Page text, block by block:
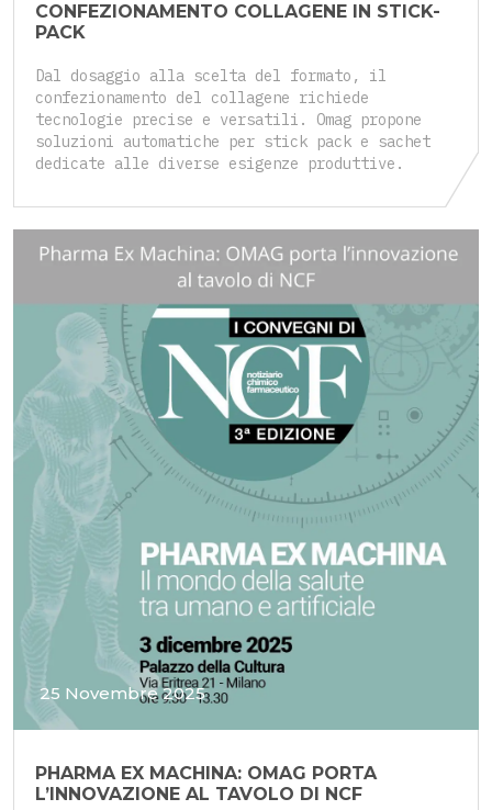
CONFEZIONAMENTO COLLAGENE IN STICK-
PACK
Dal dosaggio alla scelta del formato, il
confezionamento del collagene richiede
tecnologie precise e versatili. Omag propone
soluzioni automatiche per stick pack e sachet
dedicate alle diverse esigenze produttive.
25 Novembre 2025
PHARMA EX MACHINA: OMAG PORTA
L’INNOVAZIONE AL TAVOLO DI NCF